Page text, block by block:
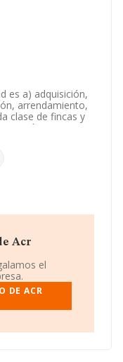
es a) adquisición,
arrendamiento,
clase de fincas y
y
inmobiliari. La
actividades de
web en este
de
en Plaza
de Mao, en Isles
sobre 41.135
de euros y
Acr
el
DE ACR